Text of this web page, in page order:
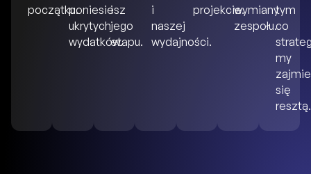
początku.poniesiesz
ukrytych
wydatków.
i
jego
etapu.
i
naszej
wydajności.
projekcie.wymiany
zespołu.
tym
co
my
się